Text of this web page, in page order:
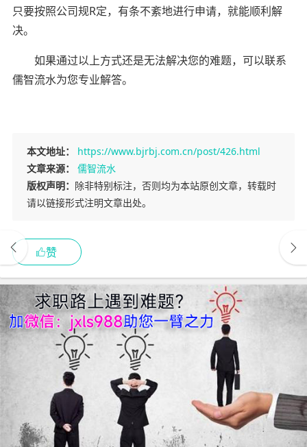
只要按照公司规R定，有条不紊地进行申请，就能顺利解
决。
如果通过以上方式还是无法解决您的难题，可以联系
儒智流水为您专业解答。
本文地址：
https://www.bjrbj.com.cn/post/426.html
文章来源：
儒智流水
版权声明： 除非特别标注，否则均为本站原创文章，转载时
请以链接形式注明文章出处。
赞